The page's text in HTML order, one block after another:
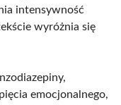
intensywność
wyróżnia się
emocjonalnego,